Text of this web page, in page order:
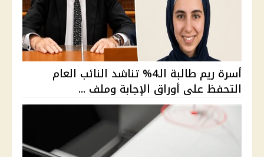
أسرة ريم طالبة الـ4% تناشد النائب العام
التحفظ على أوراق الإجابة وملف ...